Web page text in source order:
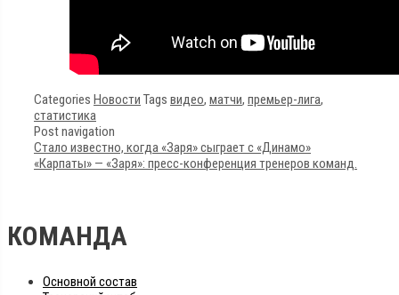
Categories Новости Tags видео, матчи, премьер-лига,
статистика
Post navigation
Стало известно, когда «Заря» сыграет с «Динамо»
«Карпаты» — «Заря»: пресс-конференция тренеров команд.
КОМАНДА
Основной состав